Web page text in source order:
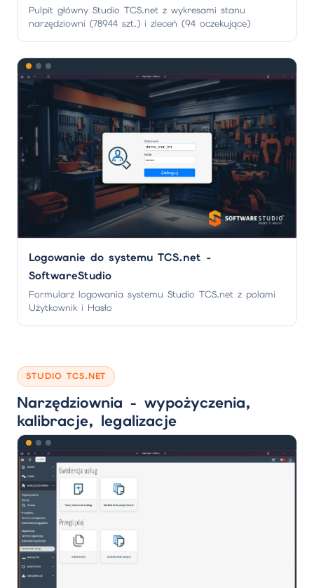
Pulpit główny Studio TCS.net z wykresami stanu
narzędziowni (78944 szt.) i zleceń (94 oczekujące)
Logowanie do systemu TCS.net -
SoftwareStudio
Formularz logowania systemu Studio TCS.net z polami
Użytkownik i Hasło
STUDIO TCS.NET
Narzędziownia - wypożyczenia,
kalibracje, legalizacje